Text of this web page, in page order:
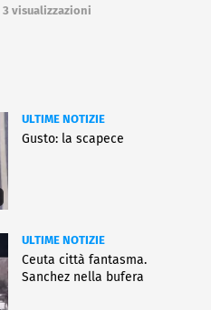
3 visualizzazioni
ULTIME NOTIZIE
Gusto: la scapece
ULTIME NOTIZIE
Ceuta città fantasma.
Sanchez nella bufera